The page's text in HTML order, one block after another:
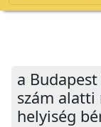
a
szám alatti
helyiség